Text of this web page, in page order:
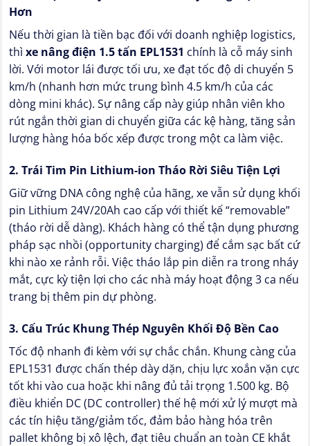
Hơn
Nếu thời gian là tiền bạc đối với doanh nghiệp logistics,
thì xe nâng điện 1.5 tấn EPL1531 chính là cỗ máy sinh
lời. Với motor lái được tối ưu, xe đạt tốc độ di chuyển 5
km/h (nhanh hơn mức trung bình 4.5 km/h của các
dòng mini khác). Sự nâng cấp này giúp nhân viên kho
rút ngắn thời gian di chuyển giữa các kệ hàng, tăng sản
lượng hàng hóa bốc xếp được trong một ca làm việc.
2. Trái Tim Pin Lithium-ion Tháo Rời Siêu Tiện Lợi
Giữ vững DNA công nghệ của hãng, xe vẫn sử dụng khối
pin Lithium 24V/20Ah cao cấp với thiết kế “removable”
(tháo rời dễ dàng). Khách hàng có thể tận dụng phương
pháp sạc nhồi (opportunity charging) để cắm sạc bất cứ
khi nào xe rảnh rỗi. Việc tháo lắp pin diễn ra trong nháy
mắt, cực kỳ tiện lợi cho các nhà máy hoạt động 3 ca nếu
trang bị thêm pin dự phòng.
3. Cấu Trúc Khung Thép Nguyên Khối Độ Bền Cao
Tốc độ nhanh đi kèm với sự chắc chắn. Khung càng của
EPL1531 được chấn thép dày dặn, chịu lực xoắn vặn cực
tốt khi vào cua hoặc khi nâng đủ tải trọng 1.500 kg. Bộ
điều khiển DC (DC controller) thế hệ mới xử lý mượt mà
các tín hiệu tăng/giảm tốc, đảm bảo hàng hóa trên
pallet không bị xô lệch, đạt tiêu chuẩn an toàn CE khắt